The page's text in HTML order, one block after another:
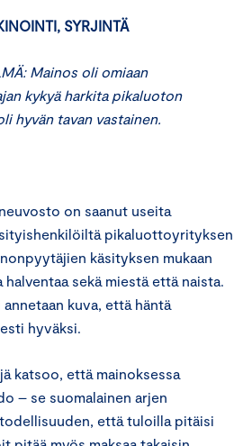
SYRJINTÄ
Mainos oli omiaan
kykyä harkita pikaluoton
hyvän tavan vastainen.
on saanut useita
pikaluottoyrityksen
käsityksen mukaan
halventaa sekä miestä että naista.
kuva, että häntä
hyväksi.
katsoo, että mainoksessa
– se suomalainen arjen
että tuloilla pitäisi